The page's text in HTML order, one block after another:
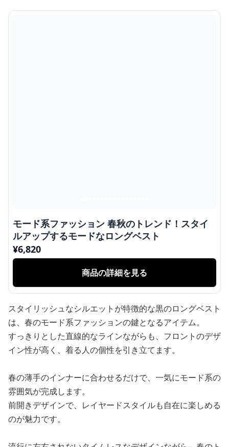
モード系ファッション 春秋のトレンド！スタイ
ルアップするモードなロングベスト
¥6,820
商品の詳細を見る
スタイリッシュなシルエットが特徴的な黒のロングベスト
は、春のモード系ファッションの鍵となるアイテム。
すっきりとした直線的なラインながらも、フロントのデザ
イン性が高く、着る人の個性を引き立てます。
春の薄手のインナーに合わせるだけで、一気にモード系の
雰囲気が完成します。
前開きデザインで、レイヤードスタイルも自在に楽しめる
のが魅力です。